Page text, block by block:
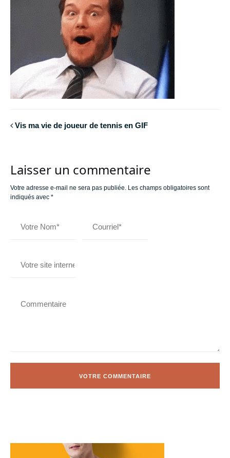
Vis ma vie de joueur de tennis en GIF
Laisser un commentaire
Votre adresse e-mail ne sera pas publiée. Les champs obligatoires sont
indiqués avec *